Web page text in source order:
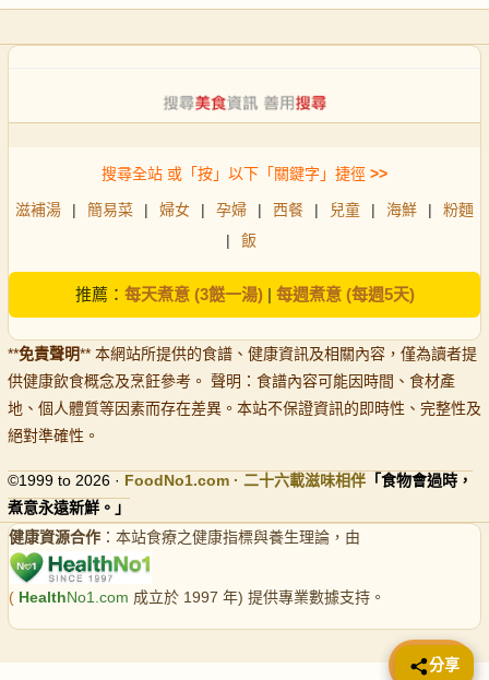
搜尋全站 或「按」以下「關鍵字」捷徑 >>
滋補湯 | 簡易菜 | 婦女 | 孕婦 | 西餐 | 兒童 | 海鮮 |
粉麵
|
飯
推薦： 每天煮意 (3餸一湯)| 每週煮意 (每週5天)
**免責聲明** 本網站所提供的食譜、健康資訊及相關內容，僅為讀者提
供健康飲食概念及烹飪參考。 聲明：食譜內容可能因時間、食材產
地、個人體質等因素而存在差異。本站不保證資訊的即時性、完整性及
絕對準確性。
©1999 to 2026 · FoodNo1.com · 二十六載滋味相伴 「食物會過時，
煮意永遠新鮮。」
健康資源合作 ：本站食療之健康指標與養生理論，由
( HealthNo1.com 成立於 1997 年) 提供專業數據支持。
📤 分享
分享